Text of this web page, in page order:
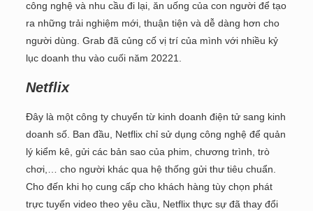
công nghệ và nhu cầu đi lại, ăn uống của con người để tạo
ra những trải nghiệm mới, thuận tiện và dễ dàng hơn cho
người dùng. Grab đã củng cố vị trí của mình với nhiều kỷ
lục doanh thu vào cuối năm 20221.
Netflix
Đây là một công ty chuyển từ kinh doanh điện tử sang kinh
doanh số. Ban đầu, Netflix chỉ sử dụng công nghệ để quản
lý kiểm kê, gửi các bản sao của phim, chương trình, trò
chơi,… cho người khác qua hệ thống gửi thư tiêu chuẩn.
Cho đến khi họ cung cấp cho khách hàng tùy chọn phát
trực tuyến video theo yêu cầu, Netflix thực sự đã thay đổi